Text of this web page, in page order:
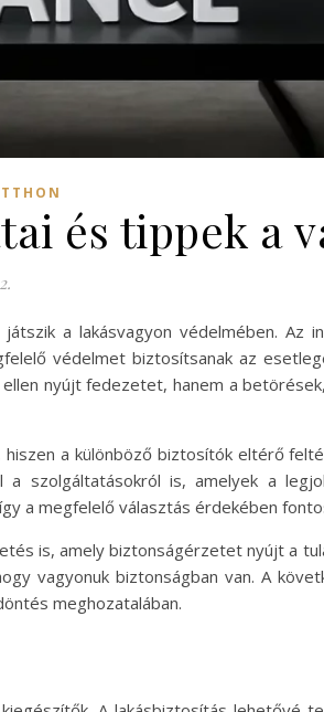
és tippek a
a lakásvagyon védelmében. Az
védelmet biztosítsanak az
nyújt fedezetet, hanem a
a különböző biztosítók eltérő
szolgáltatásokról is, amelyek a
a megfelelő választás érdekében
is, amely biztonságérzetet nyújt a
vagyonuk biztonságban van. A
meghozatalában.